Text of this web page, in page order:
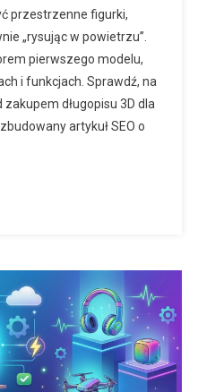
przestrzenne figurki,
„rysując w powietrzu”.
pierwszego modelu,
i funkcjach. Sprawdź, na
długopisu 3D dla
artykuł SEO o